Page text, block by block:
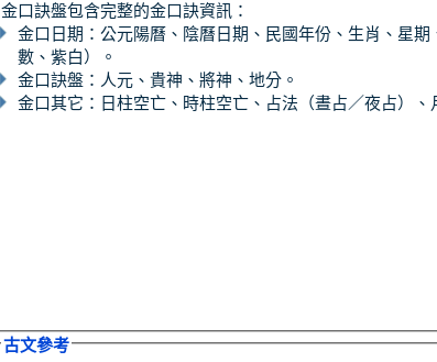
金口訣盤包含完整的金口訣資訊：
金口日期：公元陽曆、陰曆日期、民國年份、生肖、星期
數、紫白）。
金口訣盤：人元、貴神、將神、地分。
金口其它：日柱空亡、時柱空亡、占法（晝占／夜占）、
古文參考